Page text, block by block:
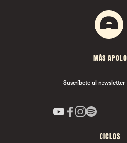
MÁS APOLO
Suscríbete al newsletter
CICLOS